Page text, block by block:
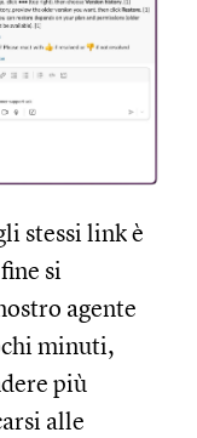
stessi link è
si
agente
minuti,
più
alle